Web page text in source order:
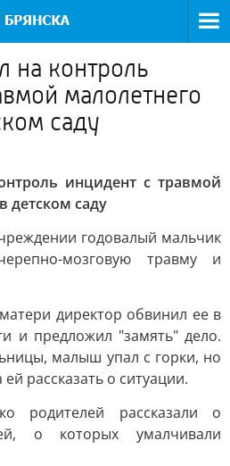
на контроль
малолетнего
саду
инцидент с травмой
детском саду
годовалый мальчик
мозговую травму и
директор обвинил ее в
и предложил "замять" дело.
малыш упал с горки, но
рассказать о ситуации.
родителей рассказали о
о которых умалчивали